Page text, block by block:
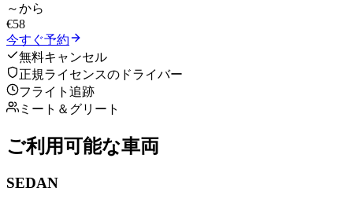
～から
€58
今すぐ予約
無料キャンセル
正規ライセンスのドライバー
フライト追跡
ミート＆グリート
ご利用可能な車両
SEDAN